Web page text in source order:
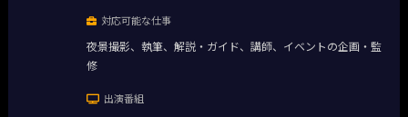
対応可能な仕事
夜景撮影、執筆、解説・ガイド、講師、イベントの企画・監
修
出演番組